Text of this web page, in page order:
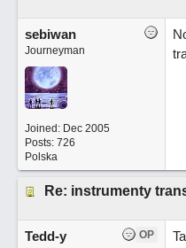
sebiwan
Journeyman
Joined: Dec 2005
Posts: 726
Polska
Re: instrumenty
OP
Tedd-y